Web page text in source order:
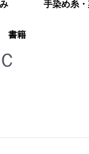
イン 武
のカメレ
みぐるみ
手染め糸
書籍